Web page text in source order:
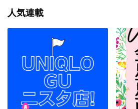
人気連載